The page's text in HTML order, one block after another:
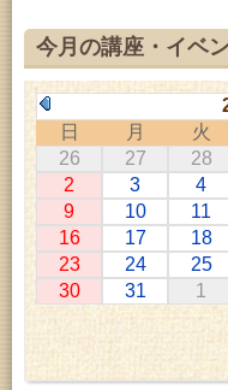
2026年06月06日
令和8年度 あきた
座～自助力と共助
2026年06月27日
令和8年度 あきた
ァシリテーター講
2026年07月01日
千葉克介写真展 ～
2026年07月11日
特別展「わけあっ
2026年07月14日
子どもの読書活動
う－みんなの読み
手伝いします－」
2026年07月25日
美郷町学友館特別
グマ～1年の記録～
今月の講座・イベ
日
月 火
26
27 28
2
3 4
9
10 11
16
17 18
23
24 25
30
31 1